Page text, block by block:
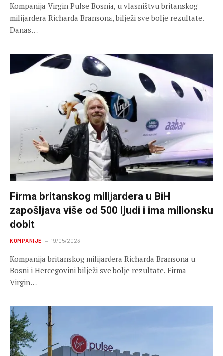
Kompanija Virgin Pulse Bosnia, u vlasništvu britanskog
milijardera Richarda Bransona, bilježi sve bolje rezultate.
Danas…
Firma britanskog milijardera u BiH
zapošljava više od 500 ljudi i ima milionsku
dobit
KOMPANIJE 19/05/2023
Kompanija britanskog milijardera Richarda Bransona u
Bosni i Hercegovini bilježi sve bolje rezultate. Firma
Virgin…